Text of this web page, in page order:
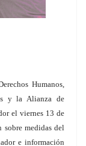
Humanos,
y la Alianza de
el viernes 13 de
medidas del
e información